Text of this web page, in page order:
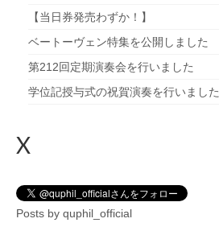
【当日券発売わずか！】
ベートーヴェン特集を公開しました
第212回定期演奏会を行いました
学位記授与式の祝賀演奏を行いました
X
Posts by quphil_official